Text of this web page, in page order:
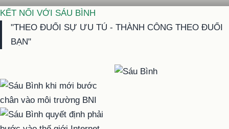
KẾT NỐI VỚI SÁU BÌNH
"THEO ĐUỔI SỰ ƯU TÚ - THÀNH CÔNG THEO ĐUỔI
BẠN"